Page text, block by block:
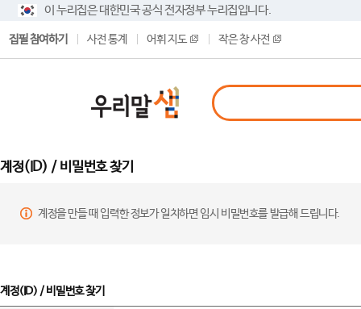
이 누리집은 대한민국 공식 전자정부 누리집입니다.
집필 참여하기 사전 통계 어휘 지도 작은 창 사전
계정(ID) / 비밀번호 찾기
계정을 만들 때 입력한 정보가 일치하면 임시 비밀번호를 발급해 드립니다.
계정(ID) / 비밀번호 찾기